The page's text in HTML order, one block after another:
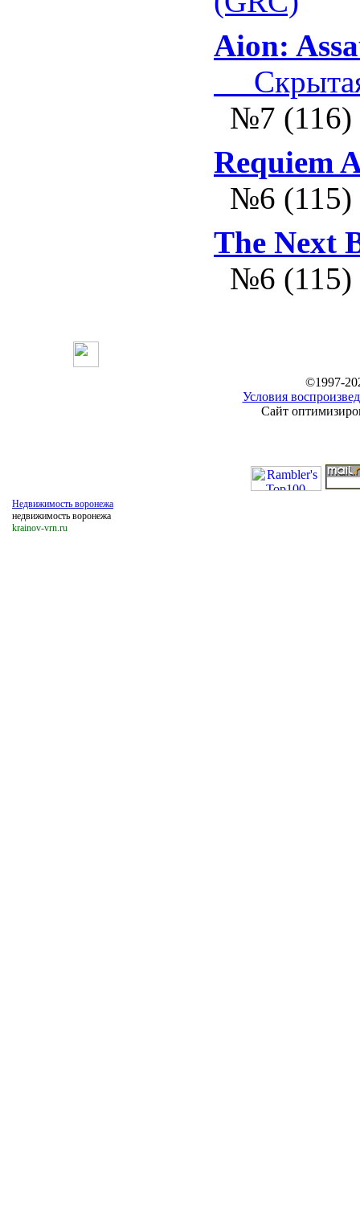
Aion:
№7 (116)
Requiem
№6 (115)
The Next
№6 (115)
©1997-
Условия
Сайт
Недвижимость воронежа
недвижимость воронежа
krainov-vrn.ru